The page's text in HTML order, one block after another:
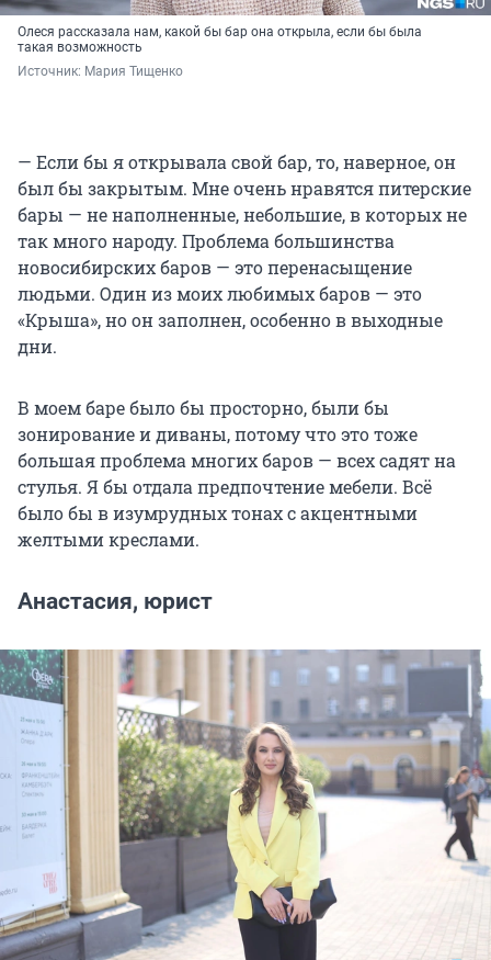
Олеся рассказала нам, какой бы бар она открыла, если бы была
такая возможность
Источник: Мария Тищенко
— Если бы я открывала свой бар, то, наверное, он
был бы закрытым. Мне очень нравятся питерские
бары — не наполненные, небольшие, в которых не
так много народу. Проблема большинства
новосибирских баров — это перенасыщение
людьми. Один из моих любимых баров — это
«Крыша», но он заполнен, особенно в выходные
дни.
В моем баре было бы просторно, были бы
зонирование и диваны, потому что это тоже
большая проблема многих баров — всех садят на
стулья. Я бы отдала предпочтение мебели. Всё
было бы в изумрудных тонах с акцентными
желтыми креслами.
Анастасия, юрист